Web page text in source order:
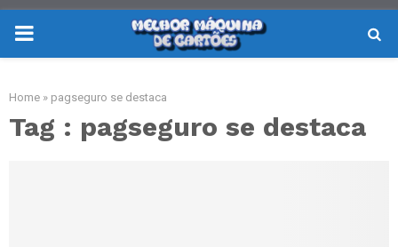
PRIMARY
Home » pagseguro se destaca
Tag : pagseguro se destaca